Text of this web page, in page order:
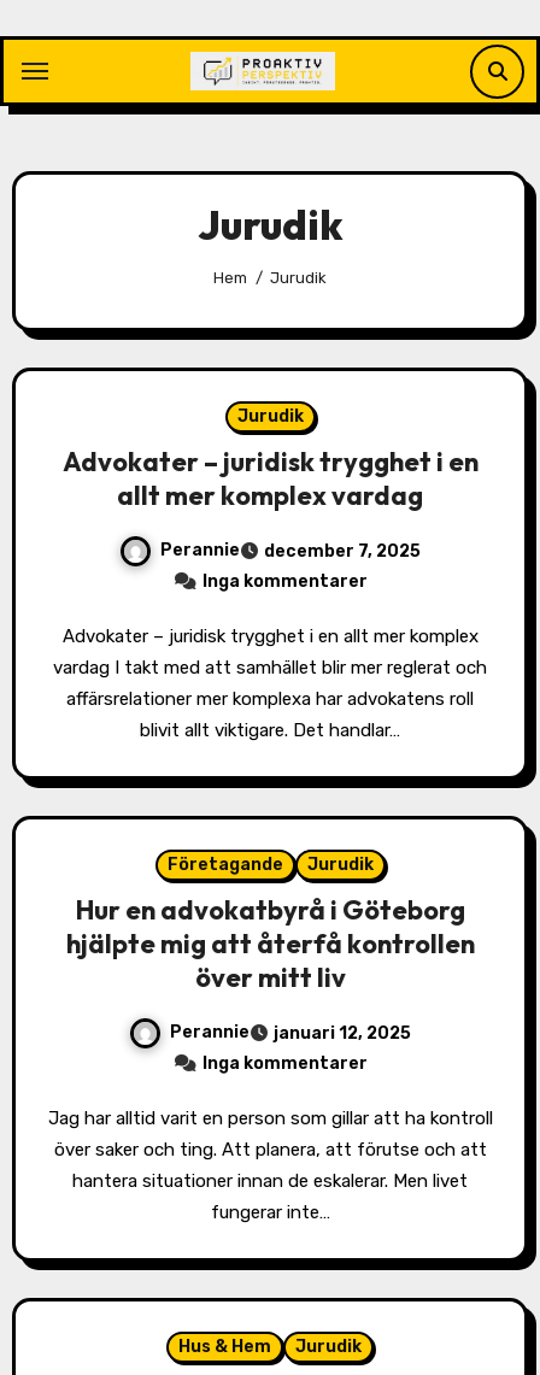
innehåll
Jurudik
Hem Jurudik
Jurudik
Advokater – juridisk trygghet i en
allt mer komplex vardag
Perannie
december 7, 2025
Inga kommentarer
Advokater – juridisk trygghet i en allt mer komplex
vardag I takt med att samhället blir mer reglerat och
affärsrelationer mer komplexa har advokatens roll
blivit allt viktigare. Det handlar…
Företagande Jurudik
Hur en advokatbyrå i Göteborg
hjälpte mig att återfå kontrollen
över mitt liv
Perannie
januari 12, 2025
Inga kommentarer
Jag har alltid varit en person som gillar att ha kontroll
över saker och ting. Att planera, att förutse och att
hantera situationer innan de eskalerar. Men livet
fungerar inte…
Hus & Hem Jurudik